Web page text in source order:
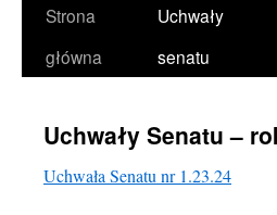
Strona
główna
Uchwały
senatu
Uchwały Senatu –
Uchwała Senatu nr 1.23.24